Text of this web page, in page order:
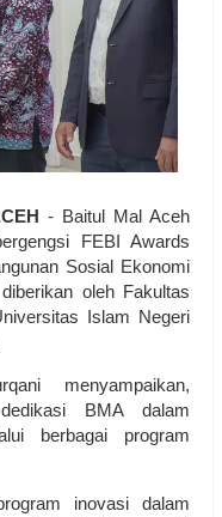
- Baitul Mal Aceh
FEBI Awards
Sosial Ekonomi
oleh Fakultas
Islam Negeri
menyampaikan,
BMA dalam
berbagai program
inovasi dalam